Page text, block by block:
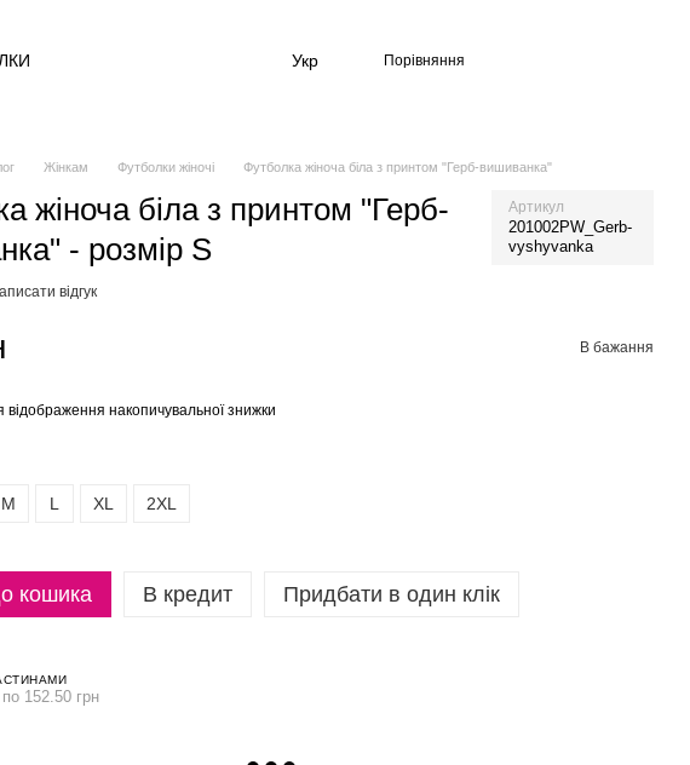
Укр Порівняння
Жінкам Футболки жіночі Футболка жіноча біла з принтом "Герб-вишиванка"
жіноча біла з принтом "Герб-
- розмір S
Артикул
201002PW_Gerb-
vyshyvanka
відгук
В бажання
відображення накопичувальної знижки
M L XL 2XL
кошика В кредит Придбати в один клік
152.50 грн